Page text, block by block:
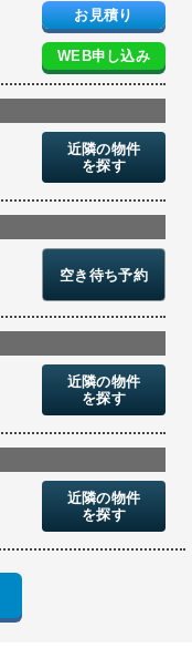
お見積り
WEB申し込み
近隣の物件
を探す
空き待ち予約
近隣の物件
を探す
近隣の物件
を探す